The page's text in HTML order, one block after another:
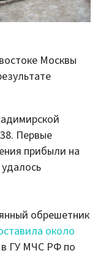
Москвы
Первые
прибыли на
обрешетник
около
ГУ МЧС РФ по